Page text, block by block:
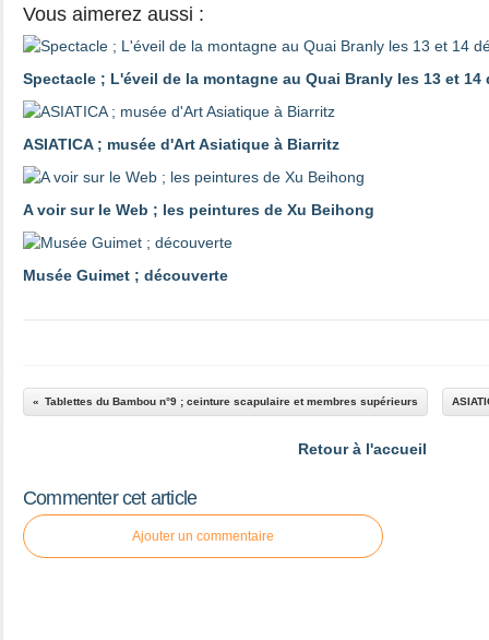
Vous aimerez aussi :
Spectacle ; L'éveil de la montagne au Quai Branly les 13 et 14
ASIATICA ; musée d'Art Asiatique à Biarritz
A voir sur le Web ; les peintures de Xu Beihong
Musée Guimet ; découverte
Tablettes du Bambou n°9 ; ceinture scapulaire et membres supérieurs
Retour à l'accueil
Commenter cet article
Ajouter un commentaire